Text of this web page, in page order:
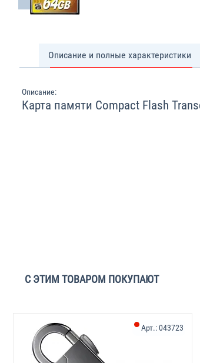
Описание и полные характеристики
Описание:
Карта памяти Compact Flash
С ЭТИМ ТОВАРОМ ПОКУПАЮТ
Арт.:043723